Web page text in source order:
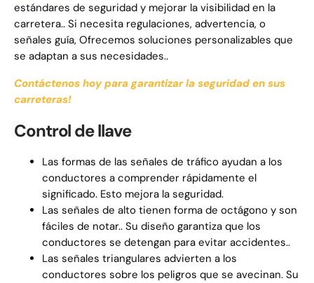
estándares de seguridad y mejorar la visibilidad en la
carretera.. Si necesita regulaciones, advertencia, o
señales guía, Ofrecemos soluciones personalizables que
se adaptan a sus necesidades..
Contáctenos hoy para garantizar la seguridad en sus
carreteras!
Control de llave
Las formas de las señales de tráfico ayudan a los
conductores a comprender rápidamente el
significado. Esto mejora la seguridad.
Las señales de alto tienen forma de octágono y son
fáciles de notar.. Su diseño garantiza que los
conductores se detengan para evitar accidentes..
Las señales triangulares advierten a los
conductores sobre los peligros que se avecinan. Su